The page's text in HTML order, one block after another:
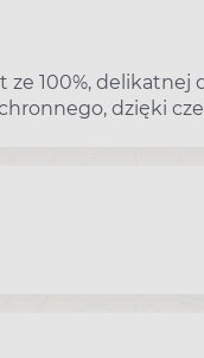
100%, delikatnej
dzięki